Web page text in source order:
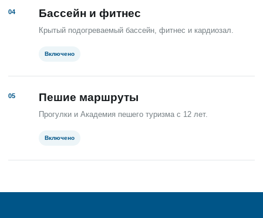
04 Бассейн и фитнес
Крытый подогреваемый бассейн, фитнес и кардиозал.
Включено
05 Пешие маршруты
Прогулки и Академия пешего туризма с 12 лет.
Включено